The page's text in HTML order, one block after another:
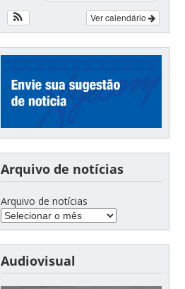
Ver calendário
Arquivo de notícias
Arquivo de notícias
Audiovisual